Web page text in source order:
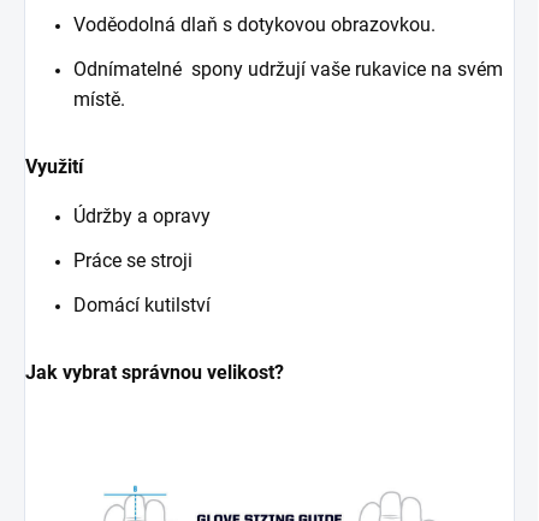
Voděodolná dlaň s dotykovou obrazovkou.
Odnímatelné spony udržují vaše rukavice na svém
místě.
Využití
Údržby a opravy
Práce se stroji
Domácí kutilství
Jak vybrat správnou velikost?